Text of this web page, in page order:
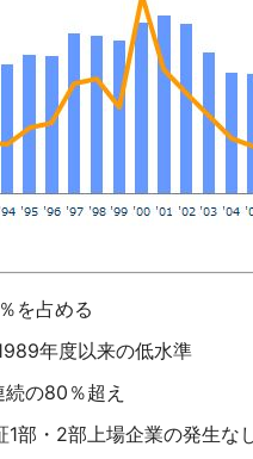
を占める
年度以来の低水準
の80％超え
部・2部上場企業の発生な